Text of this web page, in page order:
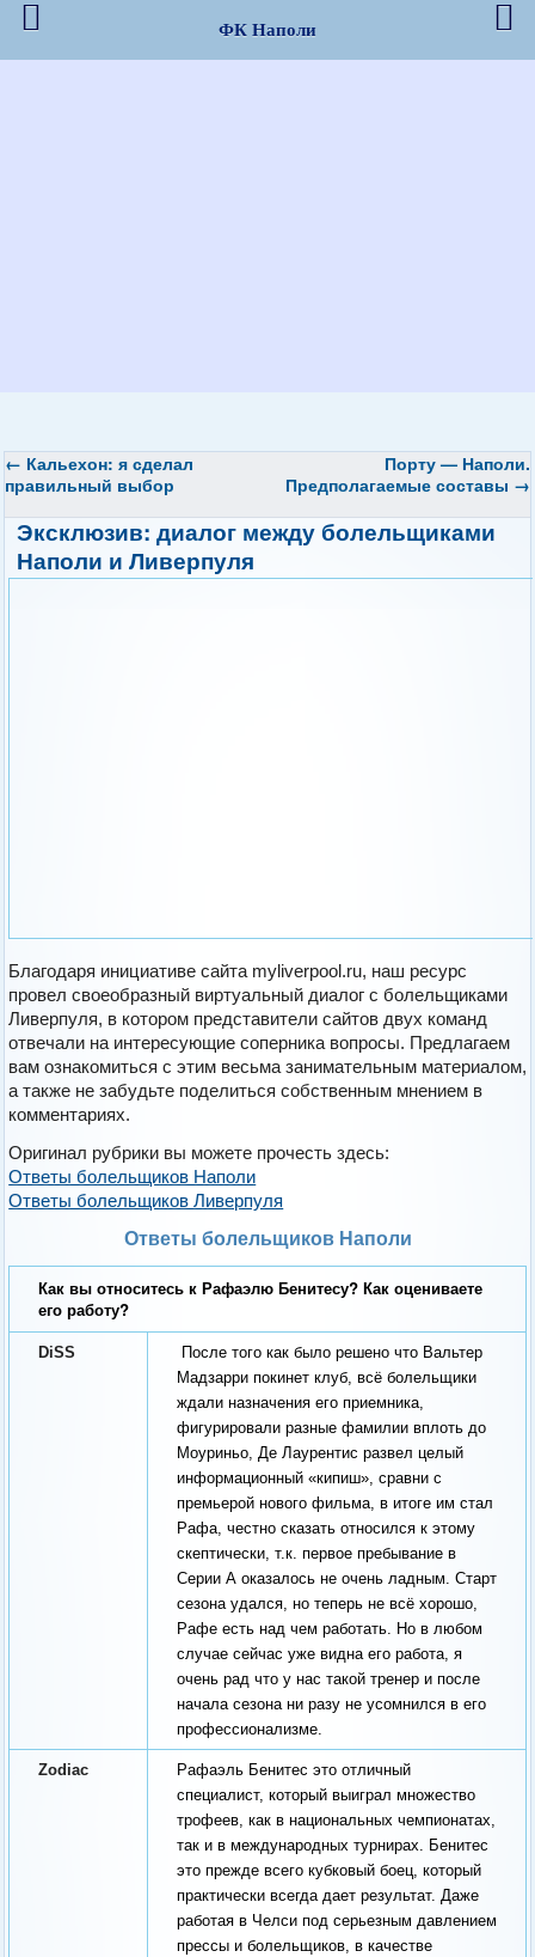
← Кальехон: я сделал
правильный выбор
Порту — Наполи.
Предполагаемые составы →
Эксклюзив: диалог между болельщиками
Наполи и Ливерпуля
Благодаря инициативе сайта myliverpool.ru, наш ресурс
провел своеобразный виртуальный диалог с болельщиками
Ливерпуля, в котором представители сайтов двух команд
отвечали на интересующие соперника вопросы. Предлагаем
вам ознакомиться с этим весьма занимательным материалом,
а также не забудьте поделиться собственным мнением в
комментариях.
Оригинал рубрики вы можете прочесть здесь:
Ответы болельщиков Наполи
Ответы болельщиков Ливерпуля
Ответы болельщиков Наполи
Как вы относитесь к Рафаэлю Бенитесу? Как оцениваете
его работу?
DiSS
После того как было решено что Вальтер
Мадзарри покинет клуб, всё болельщики
ждали назначения его приемника,
фигурировали разные фамилии вплоть до
Моуриньо, Де Лаурентис развел целый
информационный «кипиш», сравни с
премьерой нового фильма, в итоге им стал
Рафа, честно сказать относился к этому
скептически, т.к. первое пребывание в
Серии А оказалось не очень ладным. Старт
сезона удался, но теперь не всё хорошо,
Рафе есть над чем работать. Но в любом
случае сейчас уже видна его работа, я
очень рад что у нас такой тренер и после
начала сезона ни разу не усомнился в его
профессионализме.
Zodiac
Рафаэль Бенитес это отличный
специалист, который выиграл множество
трофеев, как в национальных чемпионатах,
так и в международных турнирах. Бенитес
это прежде всего кубковый боец, который
практически всегда дает результат. Даже
работая в Челси под серьезным давлением
прессы и болельщиков, в качестве
ФК Наполи